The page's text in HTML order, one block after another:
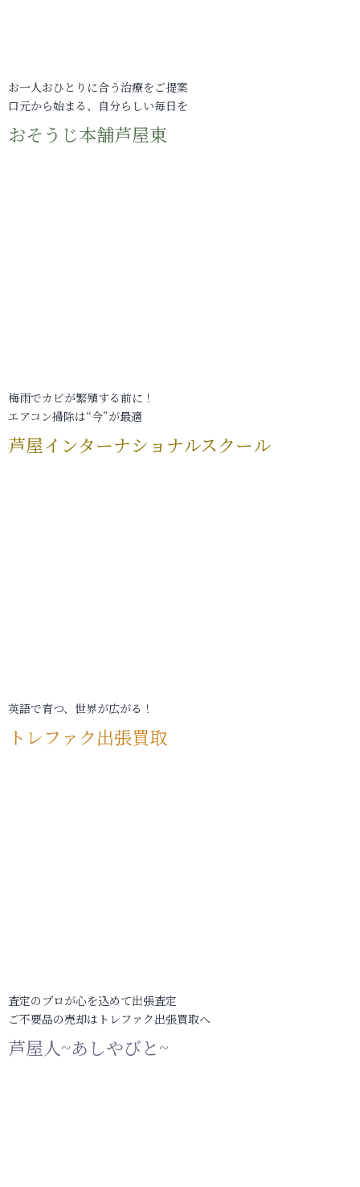
お一人おひとりに合う治療をご提案
口元から始まる、自分らしい毎日を
おそうじ本舗芦屋東
梅雨でカビが繁殖する前に！
エアコン掃除は“今”が最適
芦屋インターナショナルスクール
英語で育つ、世界が広がる！
トレファク出張買取
査定のプロが心を込めて出張査定
ご不要品の売却はトレファク出張買取へ
芦屋人~あしやびと~